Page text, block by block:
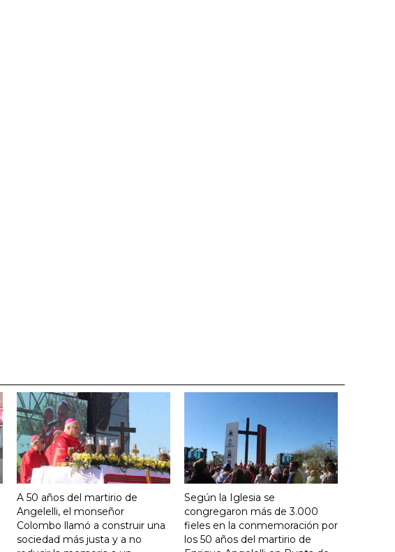
A 50 años del martirio de
Angelelli, el monseñor
Colombo llamó a construir una
sociedad más justa y a no
Según la Iglesia se
congregaron más de 3.000
fieles en la conmemoración por
los 50 años del martirio de